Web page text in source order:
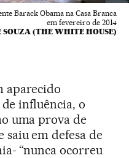
Barack Obama na Casa Branca
em fevereiro de 2014
SOUZA (THE WHITE HOUSE)
aparecido
influência, o
uma prova de
saiu em defesa de
“nunca ocorreu